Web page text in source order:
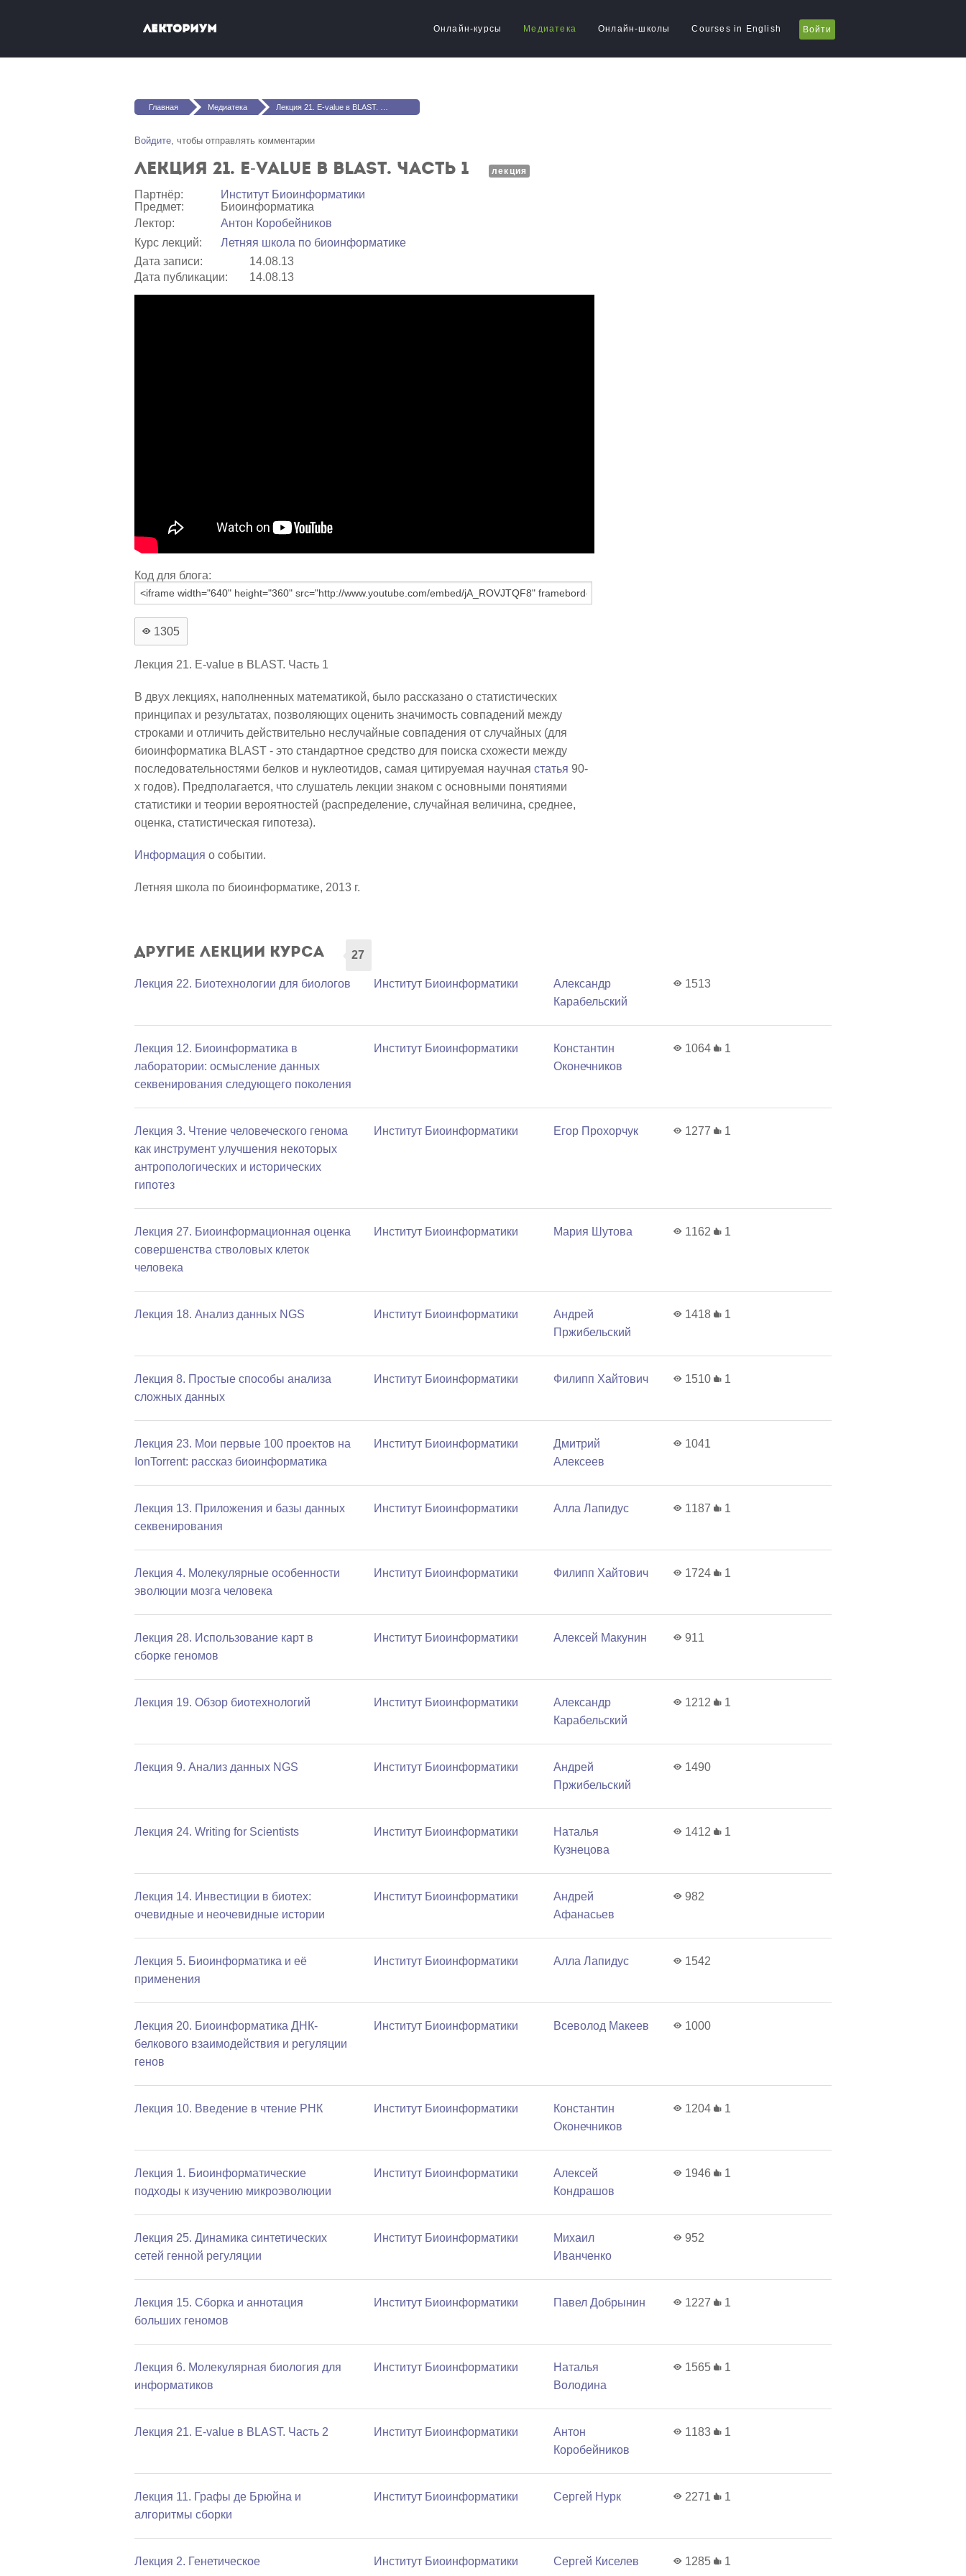
Лекториум Онлайн-курсы Медиатека Онлайн-школы Courses in English Войти
Вы здесь
Главная Медиатека Лекция 21. E-value в BLAST. Часть 1
Войдите, чтобы отправлять комментарии
Лекция 21. E-value в BLAST. Часть 1 лекция
Партнёр:
Институт Биоинформатики
Предмет:
Биоинформатика
Лектор:
Антон Коробейников
Курс лекций:
Летняя школа по биоинформатике
Дата записи:
14.08.13
Дата публикации:
14.08.13
Код для блога:
1305
Лекция 21. E-value в BLAST. Часть 1
В двух лекциях, наполненных математикой, было рассказано о статистических
принципах и результатах, позволяющих оценить значимость совпадений между
строками и отличить действительно неслучайные совпадения от случайных (для
биоинформатика BLAST - это стандартное средство для поиска схожести между
последовательностями белков и нуклеотидов, самая цитируемая научная статья 90-
х годов). Предполагается, что слушатель лекции знаком с основными понятиями
статистики и теории вероятностей (распределение, случайная величина, среднее,
оценка, статистическая гипотеза).
Информация о событии.
Летняя школа по биоинформатике, 2013 г.
Другие лекции курса 27
Лекция 22. Биотехнологии для биологов Институт Биоинформатики
Александр
Карабельский
1513
Лекция 12. Биоинформатика в
лаборатории: осмысление данных
секвенирования следующего поколения
Институт Биоинформатики
Константин
Оконечников
1064 1
Лекция 3. Чтение человеческого генома
как инструмент улучшения некоторых
антропологических и исторических
гипотез
Институт Биоинформатики Егор Прохорчук 1277 1
Лекция 27. Биоинформационная оценка
совершенства стволовых клеток
человека
Институт Биоинформатики Мария Шутова 1162 1
Лекция 18. Анализ данных NGS Институт Биоинформатики
Андрей
Пржибельский
1418 1
Лекция 8. Простые способы анализа
сложных данных
Институт Биоинформатики Филипп Хайтович 1510 1
Лекция 23. Мои первые 100 проектов на
IonTorrent: рассказ биоинформатика
Институт Биоинформатики
Дмитрий
Алексеев
1041
Лекция 13. Приложения и базы данных
секвенирования
Институт Биоинформатики Алла Лапидус 1187 1
Лекция 4. Молекулярные особенности
эволюции мозга человека
Институт Биоинформатики Филипп Хайтович 1724 1
Лекция 28. Использование карт в
сборке геномов
Институт Биоинформатики Алексей Макунин 911
Лекция 19. Обзор биотехнологий Институт Биоинформатики
Александр
Карабельский
1212 1
Лекция 9. Анализ данных NGS Институт Биоинформатики
Андрей
Пржибельский
1490
Лекция 24. Writing for Scientists Институт Биоинформатики
Наталья
Кузнецова
1412 1
Лекция 14. Инвестиции в биотех:
очевидные и неочевидные истории
Институт Биоинформатики
Андрей
Афанасьев
982
Лекция 5. Биоинформатика и её
применения
Институт Биоинформатики Алла Лапидус 1542
Лекция 20. Биоинформатика ДНК-
белкового взаимодействия и регуляции
генов
Институт Биоинформатики Всеволод Макеев 1000
Лекция 10. Введение в чтение РНК Институт Биоинформатики
Константин
Оконечников
1204 1
Лекция 1. Биоинформатические
подходы к изучению микроэволюции
Институт Биоинформатики
Алексей
Кондрашов
1946 1
Лекция 25. Динамика синтетических
сетей генной регуляции
Институт Биоинформатики
Михаил
Иванченко
952
Лекция 15. Сборка и аннотация
больших геномов
Институт Биоинформатики Павел Добрынин 1227 1
Лекция 6. Молекулярная биология для
информатиков
Институт Биоинформатики
Наталья
Володина
1565 1
Лекция 21. E-value в BLAST. Часть 2 Институт Биоинформатики
Антон
Коробейников
1183 1
Лекция 11. Графы де Брюйна и
алгоритмы сборки
Институт Биоинформатики Сергей Нурк 2271 1
Лекция 2. Генетическое
Институт Биоинформатики Сергей Киселев 1285 1